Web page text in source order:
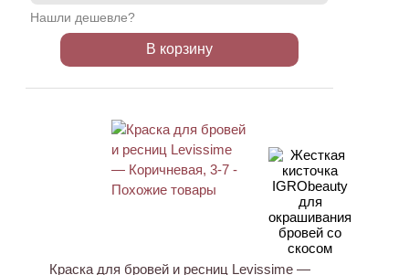
Нашли дешевле?
В корзину
Краска для бровей и ресниц Levissime —